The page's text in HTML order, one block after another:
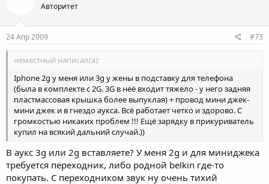
Авторитет
24 Апр 2009 #73
неместный написал(а):
Iphone 2g у меня или 3g у жены в подставку для телефона
(была в комплекте с 2G. 3G в неё входит тяжело - у него задняя
пластмассовая крышка более выпуклая) + провод мини джек-
мини джек и в гнездо аукса. Всё работает четко и здорово. С
громкостью никаких проблем !!! Ещё зарядку в прикуриватель
купил на всякий дальний случай.))
В аукс 3g или 2g вставляете? У меня 2g и для миниджека
требуется переходник, либо родной belkin где-то
покупать. С переходником звук ну очень тихий